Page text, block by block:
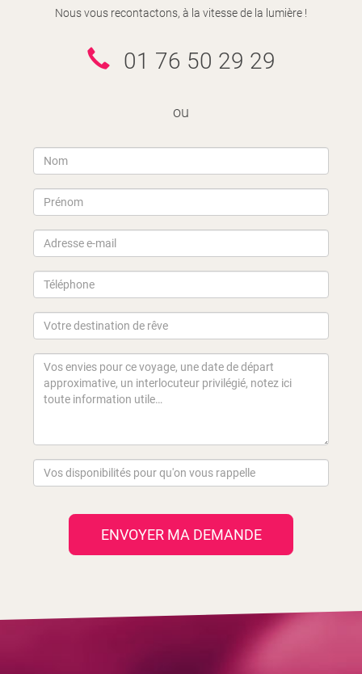
Nous vous recontactons, à la vitesse de la lumière !
01 76 50 29 29
ou
ENVOYER MA DEMANDE